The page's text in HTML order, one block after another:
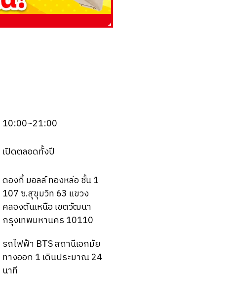
10:00~21:00
เปิดตลอดทั้งปี
ดองกี้ มอลล์ ทองหล่อ ชั้น 1
107 ซ.สุขุมวิท 63 แขวง
คลองตันเหนือ เขตวัฒนา
กรุงเทพมหานคร 10110
รถไฟฟ้า BTS สถานีเอกมัย
ทางออก 1 เดินประมาณ 24
นาที